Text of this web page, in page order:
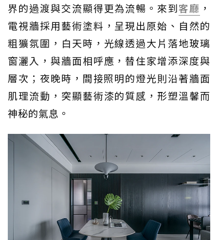
界的過渡與交流顯得更為流暢。來到客廳 ，
電視牆採用藝術塗料，呈現出原始、自然的
粗獷氛圍，白天時，光線透過大片落地玻璃
窗灑入，與牆面相呼應，替住家增添深度與
層次；夜晚時，間接照明的燈光則沿著牆面
肌理流動，突顯藝術漆的質感，形塑溫馨而
神秘的氣息。